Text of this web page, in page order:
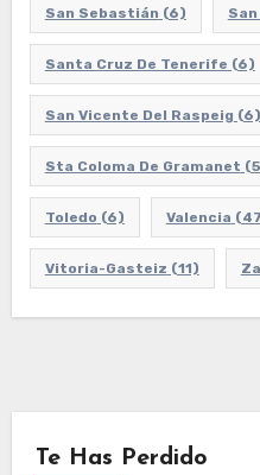
San Sebastián (6)
Santa Cruz De Tenerife (6)
San Vicente Del Raspeig (6)
Sta Coloma De Gramanet
Toledo (6) Valencia
Vitoria-Gasteiz (11)
Te Has Perdido